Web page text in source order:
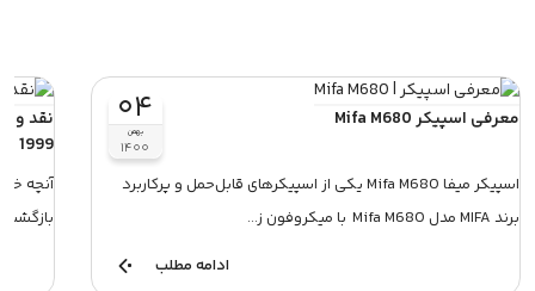
۰۴
بهمن
۱۴۰۰
معرفی اسپیکر Mifa M680
اسپیکر میفا Mifa M680 یکی از اسپیکر‌های قابل‌‌حمل و پر‌کاربرد
برند MIFA مدل Mifa M680 با میکروفون ز...
ادامه مطلب
1999
بازگشت